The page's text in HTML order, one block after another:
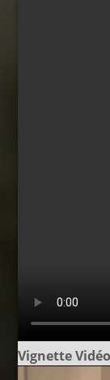
Vignette